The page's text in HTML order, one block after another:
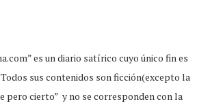
es un diario satírico cuyo único fin es
sus contenidos son ficción(excepto la
pero cierto” y no se corresponden con la